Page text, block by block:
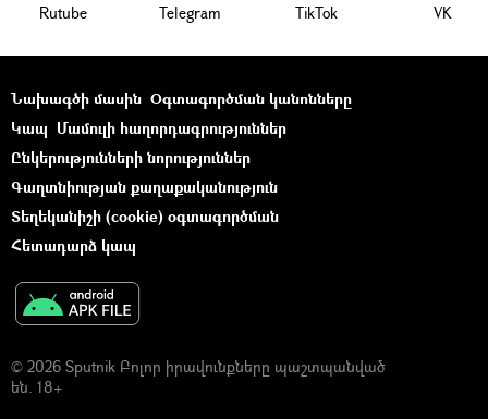
Rutube Telegram ТikТоk VK
Նախագծի մասին Օգտագործման կանոնները
Կապ Մամուլի հաղորդագրություններ
Ընկերությունների նորություններ
Գաղտնիության քաղաքականություն
Տեղեկանիշի (cookie) օգտագործման
Հետադարձ կապ
© 2026 Sputnik Բոլոր իրավունքները պաշտպանված
են. 18+